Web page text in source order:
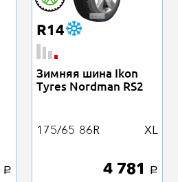
a
R14
Зимняя шина Ikon
Tyres Nordman RS2
175/65 86R XL
4 781 a